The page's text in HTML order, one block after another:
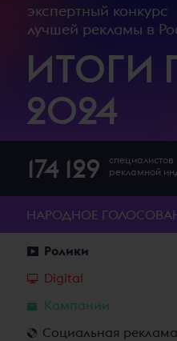
экспертный конкурс
лучшей рекламы в
ИТОГИ
2024
174 129
специалистов
рекламной
НАРОДНОЕ
Ролики
Digital
Кампании
Социальная реклама